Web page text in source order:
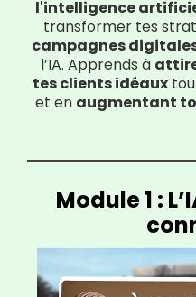
l'intelligence
transformer tes
campagnes
l’IA. Apprends à
tes clients idéaux
et en augmentant
Module 1 :